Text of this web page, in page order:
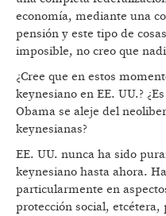
economía, mediante una
pensión y este tipo de
imposible, no creo que
¿Cree que en estos
keynesiano en EE. UU.?
Obama se aleje del
keynesianas?
EE. UU. nunca ha sido
keynesiano hasta ahora.
particularmente en
protección social, etcétera,